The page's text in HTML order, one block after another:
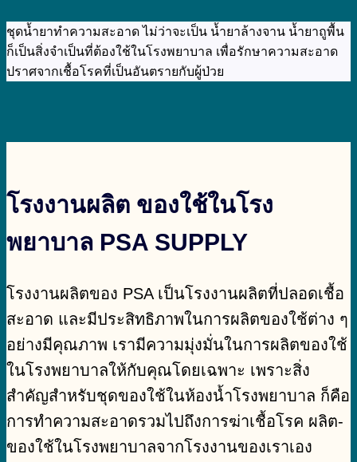
ชุดน้ำยาทำความสะอาด ไม่ว่าจะเป็น น้ำยาล้างจาน น้ำยาถูพื้น
ก็เป็นสิ่งจำเป็นที่ต้องใช้ในโรงพยาบาล เพื่อรักษาความสะอาด
ปราศจากเชื้อโรคที่เป็นอันตรายกับผู้ป่วย
โรงงานผลิต ของใช้ในโรง
พยาบาล PSA SUPPLY
โรงงานผลิตของ PSA เป็นโรงงานผลิตที่ปลอดเชื้อ
สะอาด และมีประสิทธิภาพในการผลิตของใช้ต่าง ๆ
อย่างมีคุณภาพ เรามีความมุ่งมั่นในการผลิตของใช้
ในโรงพยาบาลให้กับคุณโดยเฉพาะ เพราะสิ่ง
สำคัญสำหรับชุดของใช้ในห้องน้ำโรงพยาบาล ก็คือ
การทำความสะอาดรวมไปถึงการฆ่าเชื้อโรค ผลิต-
ของใช้ในโรงพยาบาลจากโรงงานของเราเอง